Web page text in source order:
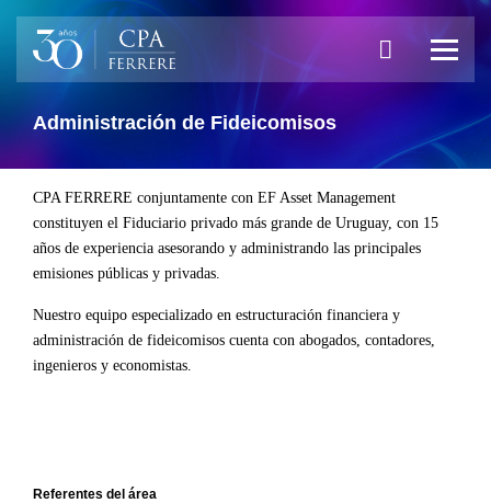
Administración de Fideicomisos
CPA FERRERE conjuntamente con EF Asset Management
constituyen el Fiduciario privado más grande de Uruguay, con 15
años de experiencia asesorando y administrando las principales
emisiones públicas y privadas.
Nuestro equipo especializado en estructuración financiera y
administración de fideicomisos cuenta con abogados, contadores,
ingenieros y economistas.
Referentes del área